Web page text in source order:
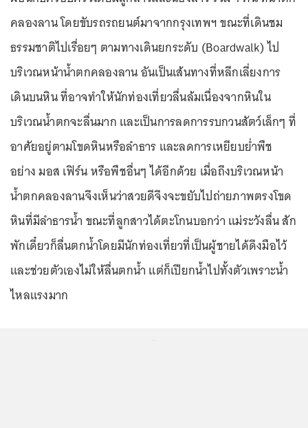
คลองลาน โดยขับรถรถยนต์มาจากกรุงเทพฯ ขณะที่เดินชม
ธรรมชาติไปเรื่อยๆ ตามทางเดินยกระดับ (Boardwalk) ไป
บริเวณหน้าน้ำตกคลองลาน อันเป็นเส้นทางที่หลีกเลี่ยงการ
เดินบนหิน ที่อาจทำให้นักท่องเที่ยวลื่นล้มเนื่องจากหินใน
บริเวณน้ำตกจะลื่นมาก และเป็นการลดการรบกวนสัตว์เล็กๆ ที่
อาศัยอยู่ตามโขดหินหรือลำธาร และลดการเหยียบย่ำพืช
อย่าง มอส เฟิร์น หรือพืชอื่นๆ ได้อีกด้วย เมื่อถึงบริเวณหน้า
น้ำตกคลองลานจึงเห็นว่าสวยดีจึงจะขยับไปถ่ายภาพตรงโขด
หินที่มีลำธารน้ำ ขณะที่ลูกสาวได้ตะโกนบอกว่า แม่ระวังลื่น สัก
พักเดี๋ยวก็ลื่นตกน้ำโดยมีนักท่องเที่ยวที่เป็นผู้ชายได้ดึงมือไว้
และช่วยตัวเองไม่ให้ลื่นตกน้ำ แต่ก็เปียกน้ำไปทั้งตัวเพราะน้ำ
ไหลแรงมาก